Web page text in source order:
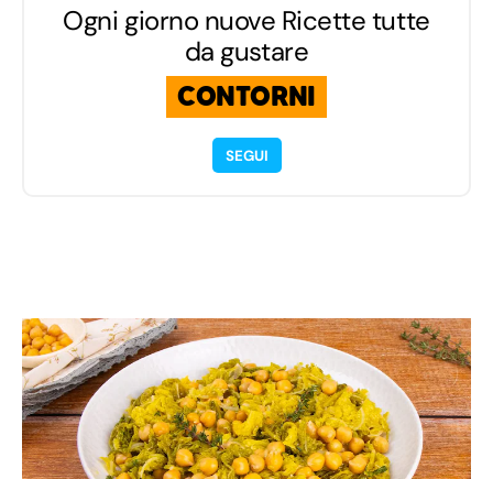
Ogni giorno nuove Ricette tutte
da gustare
CONTORNI
SEGUI